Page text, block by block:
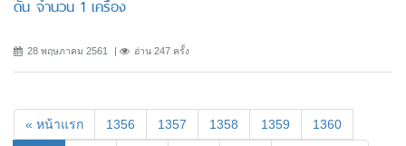
ดัน จำนวน 1 เครื่อง
28 พฤษภาคม 2561 อ่าน 247 ครั้ง
« หน้าแรก 1356 1357 1358 1359 1360